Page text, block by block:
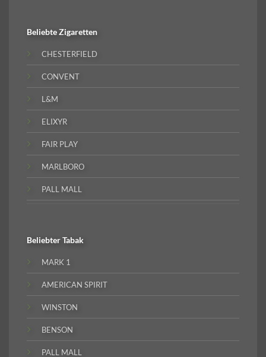
BeliebteZigaretten
CHESTERFIELD
CONVENT
L&M
ELIXYR
FAIR PLAY
MARLBORO
PALL MALL
BeliebterTabak
MARK 1
AMERICAN SPIRIT
WINSTON
BENSON
PALL MALL